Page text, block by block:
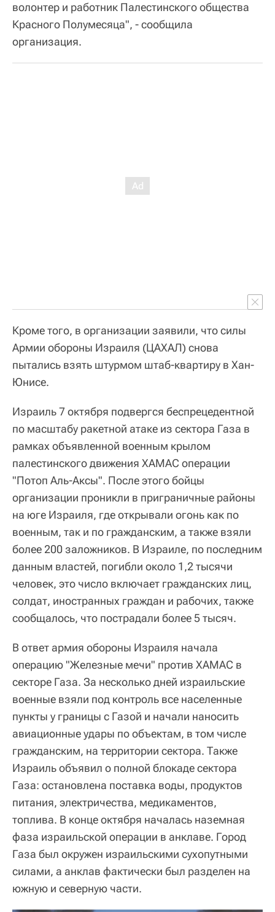
волонтер и работник Палестинского общества
Красного Полумесяца", - сообщила
организация.
Кроме того, в организации заявили, что силы
Армии обороны Израиля (ЦАХАЛ) снова
пытались взять штурмом штаб-квартиру в Хан-
Юнисе.
Израиль 7 октября подвергся беспрецедентной
по масштабу ракетной атаке из сектора Газа в
рамках объявленной военным крылом
палестинского движения ХАМАС операции
"Потоп Аль-Аксы". После этого бойцы
организации проникли в приграничные районы
на юге Израиля, где открывали огонь как по
военным, так и по гражданским, а также взяли
более 200 заложников. В Израиле, по последним
данным властей, погибли около 1,2 тысячи
человек, это число включает гражданских лиц,
солдат, иностранных граждан и рабочих, также
сообщалось, что пострадали более 5 тысяч.
В ответ армия обороны Израиля начала
операцию "Железные мечи" против ХАМАС в
секторе Газа. За несколько дней израильские
военные взяли под контроль все населенные
пункты у границы с Газой и начали наносить
авиационные удары по объектам, в том числе
гражданским, на территории сектора. Также
Израиль объявил о полной блокаде сектора
Газа: остановлена поставка воды, продуктов
питания, электричества, медикаментов,
топлива. В конце октября началась наземная
фаза израильской операции в анклаве. Город
Газа был окружен израильскими сухопутными
силами, а анклав фактически был разделен на
южную и северную части.